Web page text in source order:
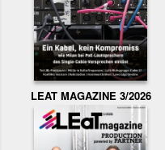
LEAT MAGAZINE 3/2026